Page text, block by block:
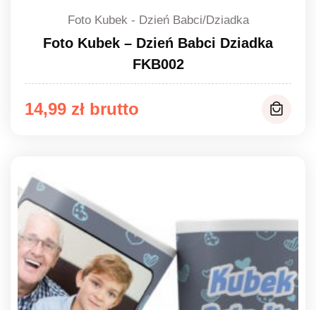
Foto Kubek - Dzień Babci/Dziadka
Foto Kubek – Dzień Babci Dziadka
FKB002
14,99 zł